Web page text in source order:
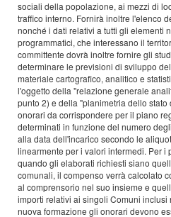
sociali della popolazione, ai mezzi di
traffico interno. Fornirà inoltre l'elenco
nonché i dati relativi a tutti gli elementi
programmatici, che interessano il
committente dovrà inoltre fornire gli
determinare le previsioni di sviluppo
materiale cartografico, analitico e
l'oggetto della "relazione generale
punto 2) e della "planimetria dello stato
onorari da corrispondere per il piano
determinati in funzione del numero
alla data dell'incarico secondo le
linearmente per i valori intermedi. Per i
quando gli elaborati richiesti siano
comunali, il compenso verrà calcolato
al comprensorio nel suo insieme e
importi relativi ai singoli Comuni inclusi
nuova formazione gli onorari devono